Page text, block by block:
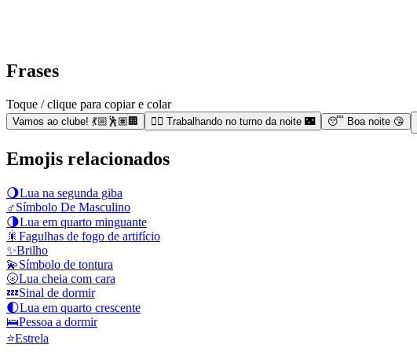
Frases
Toque / clique para copiar e colar
Vamos ao clube! 💃🏼🕺🏽🏢 👩‍⚕️ Trabalhando no turno da noite 🌃 😴 Boa noite 😘
Emojis relacionados
🌖Lua na segunda giba
♂️Símbolo De Masculino
🌗Lua em quarto minguante
🎇 Fagulhas de fogo de artifício
✨Brilho
💫Símbolo de tontura
🌝Lua cheia com cara
💤Sinal de dormir
🌓Lua em quarto crescente
🛌Pessoa a dormir
⭐Estrela